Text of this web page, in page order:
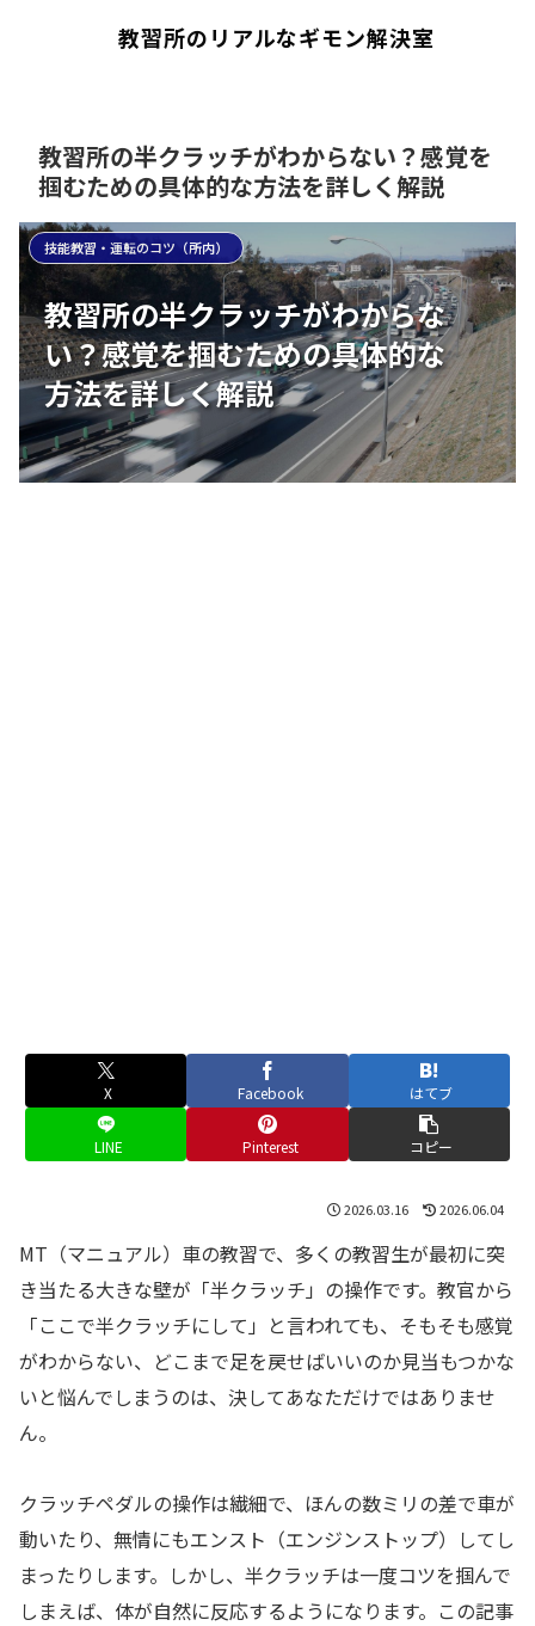
教習所のリアルなギモン解決室
教習所の半クラッチがわからない？感覚を
掴むための具体的な方法を詳しく解説
教習所の半クラッチがわからな
い？感覚を掴むための具体的な
方法を詳しく解説
技能教習・運転のコツ（所内）
X Facebook はてブ
LINE Pinterest コピー
2026.03.16 2026.06.04
MT（マニュアル）車の教習で、多くの教習生が最初に突
き当たる大きな壁が「半クラッチ」の操作です。教官から
「ここで半クラッチにして」と言われても、そもそも感覚
がわからない、どこまで足を戻せばいいのか見当もつかな
いと悩んでしまうのは、決してあなただけではありませ
ん。
クラッチペダルの操作は繊細で、ほんの数ミリの差で車が
動いたり、無情にもエンスト（エンジンストップ）してし
まったりします。しかし、半クラッチは一度コツを掴んで
しまえば、体が自然に反応するようになります。この記事